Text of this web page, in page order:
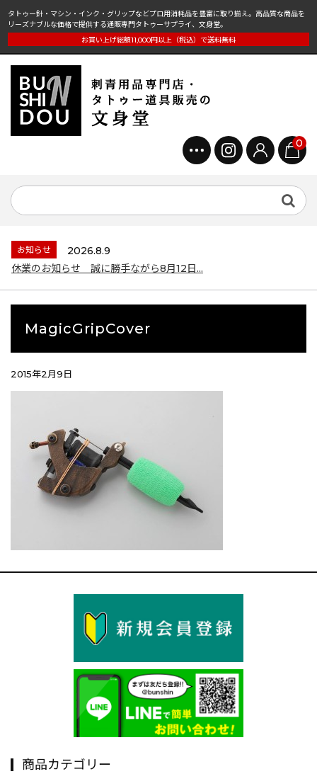
タトゥー針・マシン・インク・グリップなどプロ用消耗品を豊富に取り揃え。高品質な商品を
リーズナブルな価格で提供する通販専門タトゥーサプライ、文身堂。
お買い上げ総額11,000円以上（税込）で送料無料
0
お知らせ
2026.8.9
休業のお知らせ 誠に勝手ながら8月12日...
MagicGripCover
2015年2月9日
商品カテゴリー